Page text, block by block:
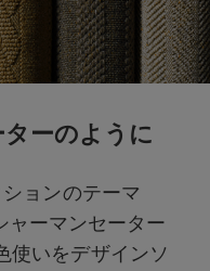
ーのように
ョンのテーマ
ャーマンセーター
使いをデザインソ